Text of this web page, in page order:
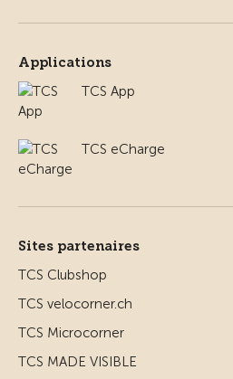
Applications
TCS App
TCS eCharge
Sites partenaires
TCS Clubshop
TCS velocorner.ch
TCS Microcorner
TCS MADE VISIBLE